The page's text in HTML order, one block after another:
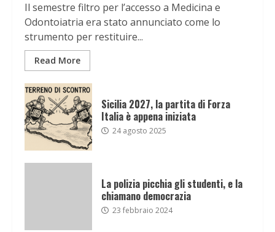
Il semestre filtro per l’accesso a Medicina e
Odontoiatria era stato annunciato come lo
strumento per restituire...
Read More
Sicilia 2027, la partita di Forza
Italia è appena iniziata
24 agosto 2025
La polizia picchia gli studenti, e la
chiamano democrazia
23 febbraio 2024